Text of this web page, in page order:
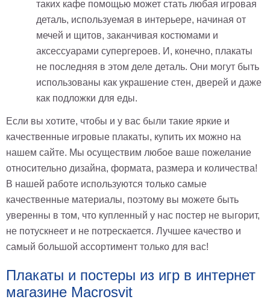
таких кафе помощью может стать любая игровая
деталь, используемая в интерьере, начиная от
мечей и щитов, заканчивая костюмами и
аксессуарами супергероев. И, конечно, плакаты
не последняя в этом деле деталь. Они могут быть
использованы как украшение стен, дверей и даже
как подложки для еды.
Если вы хотите, чтобы и у вас были такие яркие и
качественные игровые плакаты, купить их можно на
нашем сайте. Мы осуществим любое ваше пожелание
относительно дизайна, формата, размера и количества!
В нашей работе используются только самые
качественные материалы, поэтому вы можете быть
уверенны в том, что купленный у нас постер не выгорит,
не потускнеет и не потрескается. Лучшее качество и
самый большой ассортимент только для вас!
Плакаты и постеры из игр в интернет
магазине Macrosvit